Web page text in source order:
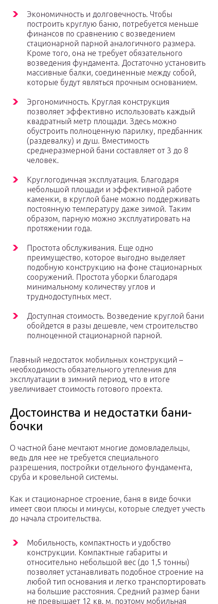
Экономичность и долговечность. Чтобы
построить круглую баню, потребуется меньше
финансов по сравнению с возведением
стационарной парной аналогичного размера.
Кроме того, она не требует обязательного
возведения фундамента. Достаточно установить
массивные балки, соединенные между собой,
которые будут являться прочным основанием.
Эргономичность. Круглая конструкция
позволяет эффективно использовать каждый
квадратный метр площади. Здесь можно
обустроить полноценную парилку, предбанник
(раздевалку) и душ. Вместимость
среднеразмерной бани составляет от 3 до 8
человек.
Круглогодичная эксплуатация. Благодаря
небольшой площади и эффективной работе
каменки, в круглой бане можно поддерживать
постоянную температуру даже зимой. Таким
образом, парную можно эксплуатировать на
протяжении года.
Простота обслуживания. Еще одно
преимущество, которое выгодно выделяет
подобную конструкцию на фоне стационарных
сооружений. Простота уборки благодаря
минимальному количеству углов и
труднодоступных мест.
Доступная стоимость. Возведение круглой бани
обойдется в разы дешевле, чем строительство
полноценной стационарной парной.
Главный недостаток мобильных конструкций –
необходимость обязательного утепления для
эксплуатации в зимний период, что в итоге
увеличивает стоимость готового проекта.
Достоинства и недостатки бани-
бочки
О частной бане мечтают многие домовладельцы,
ведь для нее не требуется специального
разрешения, постройки отдельного фундамента,
сруба и кровельной системы.
Как и стационарное строение, баня в виде бочки
имеет свои плюсы и минусы, которые следует учесть
до начала строительства.
Мобильность, компактность и удобство
конструкции. Компактные габариты и
относительно небольшой вес (до 1,5 тонны)
позволяет устанавливать подобное строение на
любой тип основания и легко транспортировать
на большие расстояния. Средний размер бани
не превышает 12 кв. м, поэтому мобильная